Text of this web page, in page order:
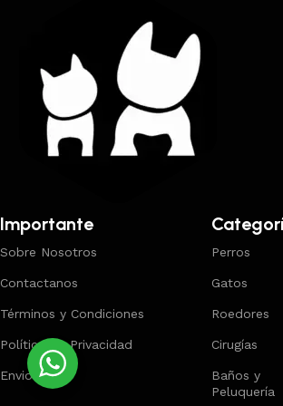
Importante
Sobre Nosotros
Contactanos
Términos y Condiciones
Política de Privacidad
Envios
Perros
Gatos
Roedores
Cirugías
Baños y
Peluquería